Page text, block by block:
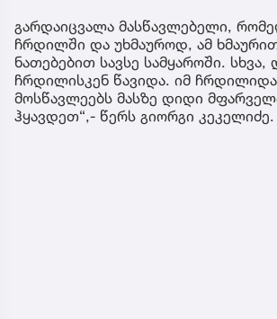
გარდაიცვალა მასწავლებელი,
ჩრდილში და უხმაუროდ, ამ
ნათებებით სავსე სამყაროში. სხვა,
ჩრდილისკენ წავიდა. იმ
მოსწავლეებს მასზე დიდი
ჰყავდეთ“,- წერს გიორგი კეკელიძე.